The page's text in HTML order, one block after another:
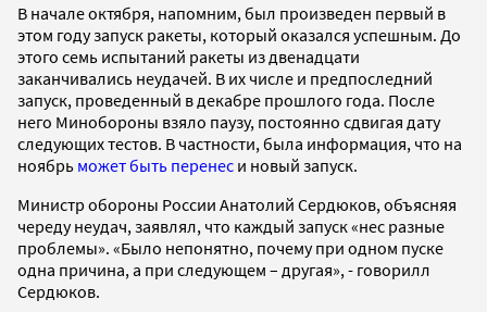
В начале октября, напомним, был произведен первый в
этом году запуск ракеты, который оказался успешным. До
этого семь испытаний ракеты из двенадцати
заканчивались неудачей. В их числе и предпоследний
запуск, проведенный в декабре прошлого года. После
него Минобороны взяло паузу, постоянно сдвигая дату
следующих тестов. В частности, была информация, что на
ноябрь может быть перенес и новый запуск.
Министр обороны России Анатолий Сердюков, объясняя
череду неудач, заявлял, что каждый запуск «нес разные
проблемы». «Было непонятно, почему при одном пуске
одна причина, а при следующем – другая», - говорилл
Сердюков.